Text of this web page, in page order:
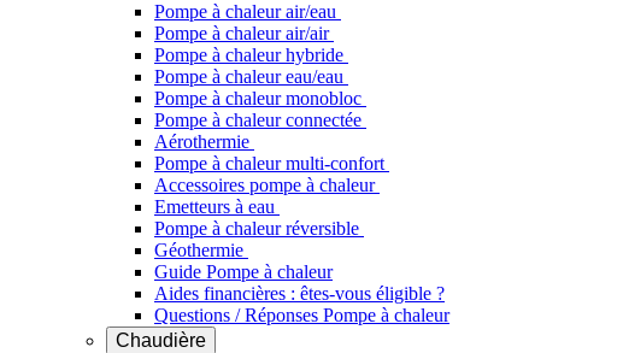
Pompe à chaleur air/eau
Pompe à chaleur air/air
Pompe à chaleur hybride
Pompe à chaleur​ eau/eau
Pompe à chaleur monobloc
Pompe à chaleur connectée
Aérothermie
Pompe à chaleur multi-confort
Accessoires pompe à chaleur
Emetteurs à eau
Pompe à chaleur réversible
Géothermie
Guide Pompe à chaleur
Aides financières : êtes-vous éligible ?
Questions / Réponses Pompe à chaleur
Chaudière